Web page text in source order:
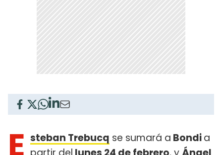
E steban Trebucq se sumará a Bondia